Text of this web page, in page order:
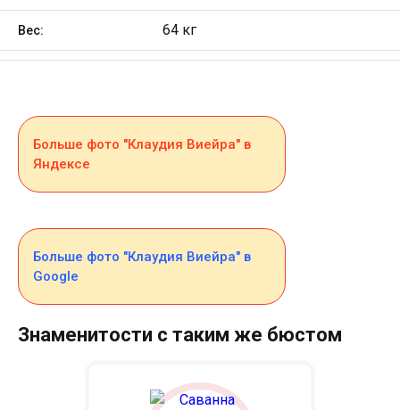
Вес: 64 кг
Больше фото "Клаудия Виейра" в
Яндексе
Больше фото "Клаудия Виейра" в
Google
Знаменитости с таким же бюстом